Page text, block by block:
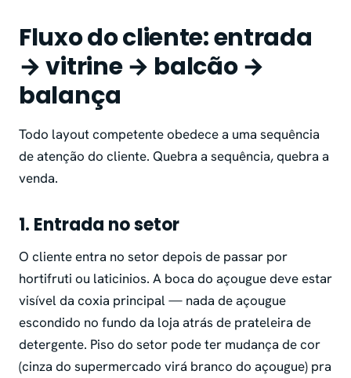
Fluxo do cliente: entrada
→ vitrine → balcão →
balança
Todo layout competente obedece a uma sequência
de atenção do cliente. Quebra a sequência, quebra a
venda.
1. Entrada no setor
O cliente entra no setor depois de passar por
hortifruti ou laticinios. A boca do açougue deve estar
visível da coxia principal — nada de açougue
escondido no fundo da loja atrás de prateleira de
detergente. Piso do setor pode ter mudança de cor
(cinza do supermercado virá branco do açougue) pra